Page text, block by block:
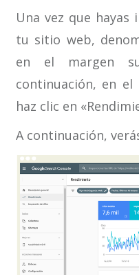
Una vez que hayas
tu sitio web,
en el margen
continuación, en
haz clic en
A continuación,